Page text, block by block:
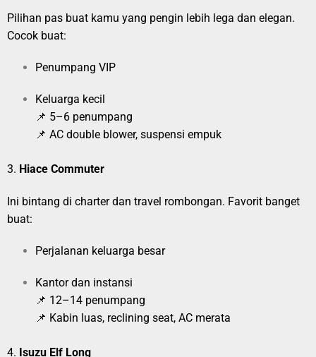
Pilihan pas buat kamu yang pengin lebih lega dan elegan.
Cocok buat:
Penumpang VIP
Keluarga kecil
📌 5–6 penumpang
📌 AC double blower, suspensi empuk
3. Hiace Commuter
Ini bintang di charter dan travel rombongan. Favorit banget
buat:
Perjalanan keluarga besar
Kantor dan instansi
📌 12–14 penumpang
📌 Kabin luas, reclining seat, AC merata
4. Isuzu Elf Long